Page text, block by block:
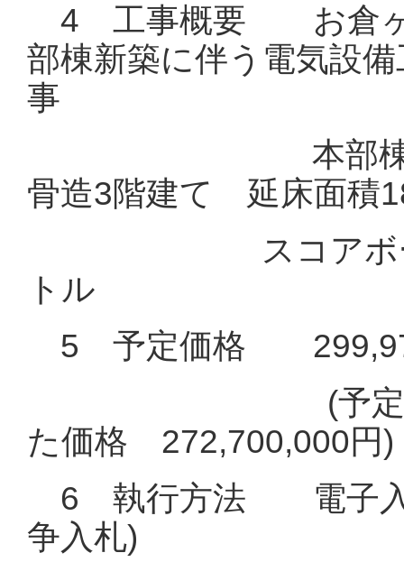
4 工事概要 お倉ヶ
部棟新築に伴う電気設
事
本部棟：鉄筋
骨造3階建て 延床面積
スコアボード：
トル
5 予定価格
(予定価格に
た価格 272,700,000円)
6 執行方法 電子入
争入札)